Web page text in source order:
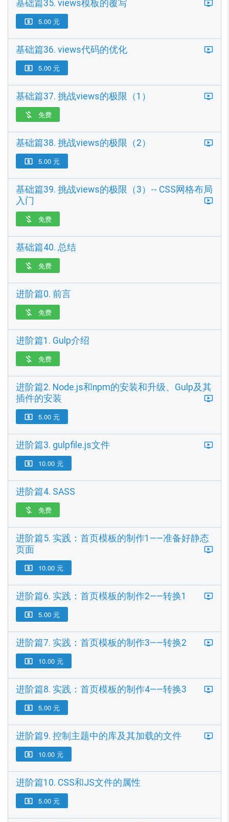
基础篇35. views模板的覆写
 5.00 元
基础篇36. views代码的优化
 5.00 元
基础篇37. 挑战views的极限（1）
 免费
基础篇38. 挑战views的极限（2）
 5.00 元
基础篇39. 挑战views的极限（3）-- CSS网格布局
入门
 免费
基础篇40. 总结
 免费
进阶篇0. 前言
 免费
进阶篇1. Gulp介绍
 免费
进阶篇2. Node.js和npm的安装和升级、Gulp及其
插件的安装
 5.00 元
进阶篇3. gulpfile.js文件
 10.00 元
进阶篇4. SASS
 免费
进阶篇5. 实践：首页模板的制作1——准备好静态
页面
 10.00 元
进阶篇6. 实践：首页模板的制作2——转换1
 5.00 元
进阶篇7. 实践：首页模板的制作3——转换2
 10.00 元
进阶篇8. 实践：首页模板的制作4——转换3
 5.00 元
进阶篇9. 控制主题中的库及其加载的文件
 10.00 元
进阶篇10. CSS和JS文件的属性
 5.00 元